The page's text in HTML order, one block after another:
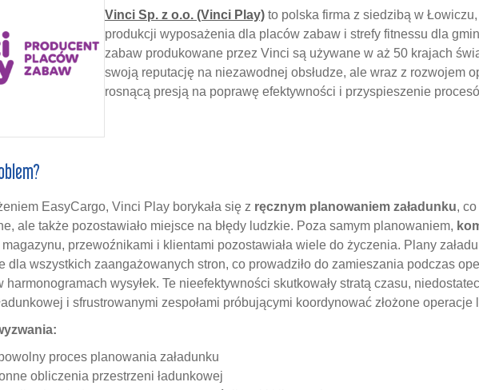
Vinci Sp. z o.o. (Vinci Play) to polska firma z siedzibą w
produkcji wyposażenia dla placów zabaw i strefy fitnessu dla
zabaw produkowane przez Vinci są używane w aż 50 krajach
swoją reputację na niezawodnej obsłudze, ale wraz z rozwojem
rosnącą presją na poprawę efektywności i przyspieszenie
EasyCargo, Vinci Play borykała się z ręcznym planowaniem załadunku,
ale także pozostawiało miejsce na błędy ludzkie. Poza samym planowaniem,
przewoźnikami i klientami pozostawiała wiele do życzenia. Plany
dla wszystkich zaangażowanych stron, co prowadziło do zamieszania podczas
harmonogramach wysyłek. Te nieefektywności skutkowały stratą czasu,
i sfrustrowanymi zespołami próbującymi koordynować złożone operacje
proces planowania załadunku
obliczenia przestrzeni ładunkowej